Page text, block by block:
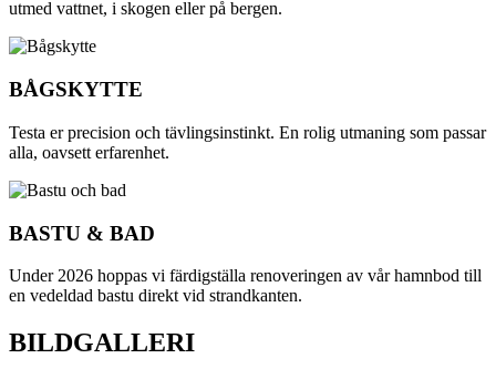
utmed vattnet, i skogen eller på bergen.
BÅGSKYTTE
Testa er precision och tävlingsinstinkt. En rolig utmaning som passar
alla, oavsett erfarenhet.
BASTU & BAD
Under 2026 hoppas vi färdigställa renoveringen av vår hamnbod till
en vedeldad bastu direkt vid strandkanten.
BILDGALLERI